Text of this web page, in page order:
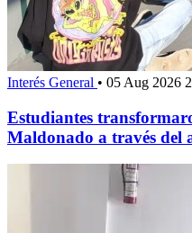
Interés General • 05 Aug 2026
Estudiantes
Maldonado a través del